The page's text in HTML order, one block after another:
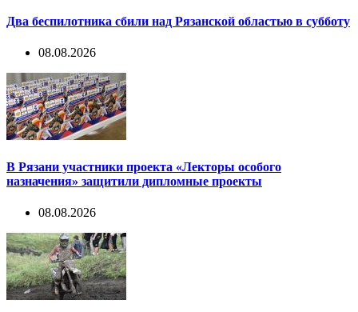
Два беспилотника сбили над Рязанской областью в субботу
08.08.2026
В Рязани участники проекта «Лекторы особого
назначения» защитили дипломные проекты
08.08.2026